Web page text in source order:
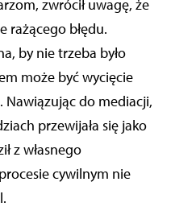
zwrócił uwagę, że
rażącego błędu.
by nie trzeba było
może być wycięcie
Nawiązując do mediacji,
przewijała się jako
z własnego
cywilnym nie